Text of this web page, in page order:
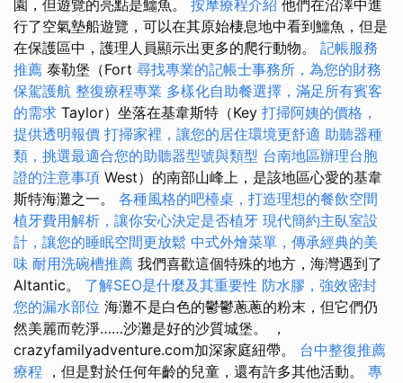
園，但遊覽的亮點是鱷魚。 按摩療程介紹 他們在沼澤中進
行了空氣墊船遊覽，可以在其原始棲息地中看到鱷魚，但是
在保護區中，護理人員顯示出更多的爬行動物。 記帳服務
推薦 泰勒堡（Fort 尋找專業的記帳士事務所，為您的財務
保駕護航 整復療程專業 多樣化自助餐選擇，滿足所有賓客
的需求 Taylor）坐落在基韋斯特（Key 打掃阿姨的價格，
提供透明報價 打掃家裡，讓您的居住環境更舒適 助聽器種
類，挑選最適合您的助聽器型號與類型 台南地區辦理台胞
證的注意事項 West）的南部山峰上，是該地區心愛的基韋
斯特海灘之一。 各種風格的吧檯桌，打造理想的餐飲空間
植牙費用解析，讓你安心決定是否植牙 現代簡約主臥室設
計，讓您的睡眠空間更放鬆 中式外燴菜單，傳承經典的美
味 耐用洗碗槽推薦 我們喜歡這個特殊的地方，海灣遇到了
Altantic。 了解SEO是什麼及其重要性 防水膠，強效密封
您的漏水部位 海灘不是白色的鬱鬱蔥蔥的粉末，但它們仍
然美麗而乾淨……沙灘是好的沙質城堡。 ，
crazyfamilyadventure.com加深家庭紐帶。 台中整復推薦
療程 ，但是對於任何年齡的兒童，還有許多其他活動。 專